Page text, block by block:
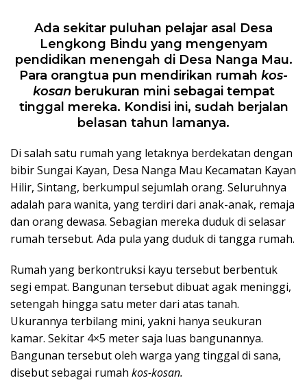
Ada sekitar puluhan pelajar asal Desa
Lengkong Bindu yang mengenyam
pendidikan menengah di Desa Nanga Mau.
Para orangtua pun mendirikan rumah kos-
kosanberukuran mini sebagai tempat
tinggal mereka. Kondisi ini, sudah berjalan
belasan tahun lamanya.
Di salah satu rumah yang letaknya berdekatan dengan
bibir Sungai Kayan, Desa Nanga Mau Kecamatan Kayan
Hilir, Sintang, berkumpul sejumlah orang. Seluruhnya
adalah para wanita, yang terdiri dari anak-anak, remaja
dan orang dewasa. Sebagian mereka duduk di selasar
rumah tersebut. Ada pula yang duduk di tangga rumah.
Rumah yang berkontruksi kayu tersebut berbentuk
segi empat. Bangunan tersebut dibuat agak meninggi,
setengah hingga satu meter dari atas tanah.
Ukurannya terbilang mini, yakni hanya seukuran
kamar. Sekitar 4×5 meter saja luas bangunannya.
Bangunan tersebut oleh warga yang tinggal di sana,
disebut sebagai rumah kos-kosan.